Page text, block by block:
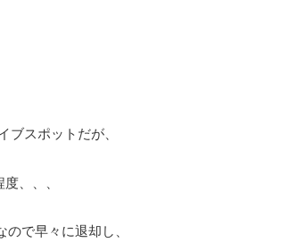
スポットだが、
、、、
で早々に退却し、